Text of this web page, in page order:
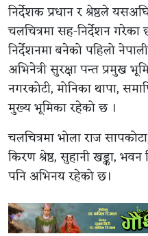
निर्देशक प्रधान र श्रेष्ठले
चलचित्रमा सह-निर्देशन
निर्देशनमा बनेको पहिलो
अभिनेत्री सुरक्षा पन्त प्रमुख
नगरकोटी, मोनिका थापा,
मुख्य भूमिका रहेको छ ।
चलचित्रमा भोला राज
किरण श्रेष्ठ, सुहानी खड्का,
पनि अभिनय रहेको छ।